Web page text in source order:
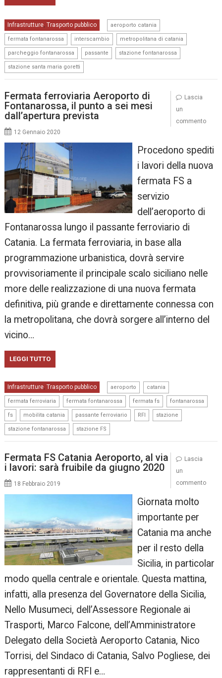
Infrastrutture, Trasporto pubblico aeroporto catania
fermata fontanarossa interscambio metropolitana di catania
parcheggio fontanarossa passante stazione fontanarossa
stazione santa maria goretti
Fermata ferroviaria Aeroporto di
Fontanarossa, il punto a sei mesi
dall’apertura prevista
12 Gennaio 2020
Procedono spediti
i lavori della nuova
fermata FS a
servizio
dell’aeroporto di
Fontanarossa lungo il passante ferroviario di
Catania. La fermata ferroviaria, in base alla
programmazione urbanistica, dovrà servire
provvisoriamente il principale scalo siciliano nelle
more delle realizzazione di una nuova fermata
definitiva, più grande e direttamente connessa con
la metropolitana, che dovrà sorgere all’interno del
vicino…
LEGGI TUTTO
Infrastrutture,Trasporto pubblico aeroporto catania
fermata ferroviaria fermata fontanarossa fermata fs fontanarossa
fs mobilita catania passante ferroviario RFI stazione
stazione fontanarossa stazione FS
Lascia
un
commento
Fermata FS Catania Aeroporto, al via
i lavori: sarà fruibile da giugno 2020
18 Febbraio 2019
Giornata molto
importante per
Catania ma anche
per il resto della
Sicilia, in particolar
modo quella centrale e orientale. Questa mattina,
infatti, alla presenza del Governatore della Sicilia,
Nello Musumeci, dell’Assessore Regionale ai
Trasporti, Marco Falcone, dell’Amministratore
Delegato della Società Aeroporto Catania, Nico
Torrisi, del Sindaco di Catania, Salvo Pogliese, dei
rappresentanti di RFI e…
Lascia
un
commento